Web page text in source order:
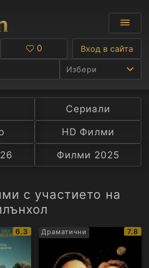
Избери
Ф
С
А
Любими
0 Вход в сайта
Сериали
HD Филми
Филми 2025
с участието на
IMDb
рейтинг:
6.3 Драматични
IMDb
7.8